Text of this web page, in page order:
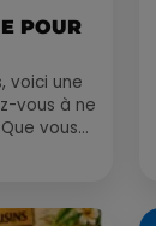
POUR
voici une
vous à ne
vous